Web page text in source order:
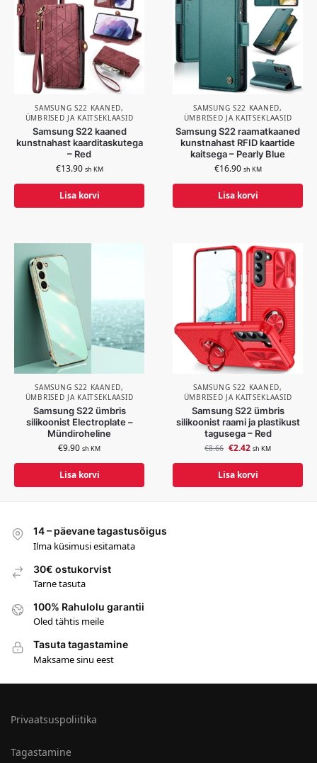
SAMSUNG S22 KAANED,
ÜMBRISED JA KAITSEKLAASID
Samsung S22 kaaned
kunstnahast kaarditaskutega
– Red
€13.90 sh KM
Lisa korvi
SAMSUNG S22 KAANED,
ÜMBRISED JA KAITSEKLAASID
Samsung S22 raamatkaaned
kunstnahast RFID kaartide
kaitsega – Pearly Blue
€16.90 sh KM
Lisa korvi
SAMSUNG S22 KAANED,
ÜMBRISED JA KAITSEKLAASID
Samsung S22 ümbris
silikoonist Electroplate –
Mündiroheline
€9.90 sh KM
Lisa korvi
SAMSUNG S22 KAANED,
ÜMBRISED JA KAITSEKLAASID
Samsung S22 ümbris
silikoonist raami ja plastikust
tagusega – Red
€8.66 €2.42 sh KM
Lisa korvi
14 – päevane tagastusõigus
Ilma küsimusi esitamata
30€ ostukorvist
Tarne tasuta
100% Rahulolu garantii
Oled tähtis meile
Tasuta tagastamine
Maksame sinu eest
Privaatsuspoliitika
Tagastamine